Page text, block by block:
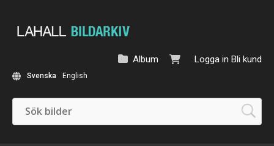
Logga in Bli kund
Album
Svenska English